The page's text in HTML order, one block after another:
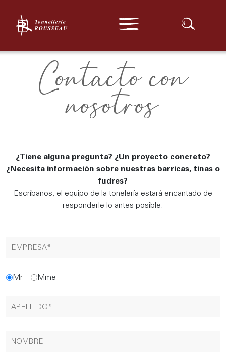
Serie confidencial
Serie de excepción
A medida
Llave en mano
Noticias
Contacte con
Media
Buscar :
Contacto con
nosotros
¿Tiene alguna pregunta? ¿Un proyecto concreto?
¿Necesita información sobre nuestras barricas, tinas o
fudres?
Escríbanos, el equipo de la tonelería estará encantado de
responderle lo antes posible.
Mr Mme